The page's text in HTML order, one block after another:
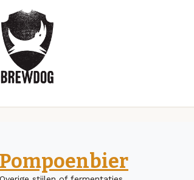
Pompoenbier